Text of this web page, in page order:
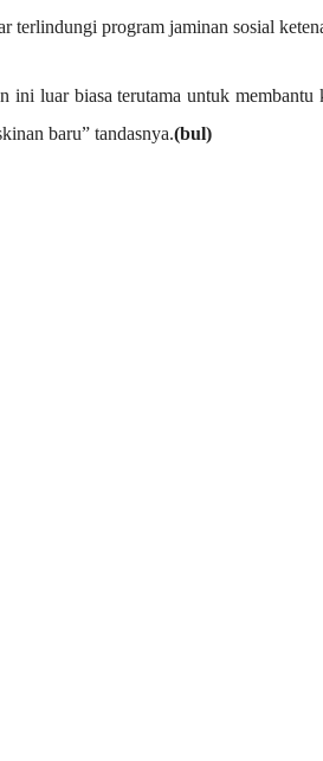
terlindungi program jaminan sosial
ini luar biasa terutama untuk membantu
baru” tandasnya.(bul)